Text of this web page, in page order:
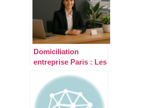
Domiciliation
entreprise Paris : Les
valoriser votre image